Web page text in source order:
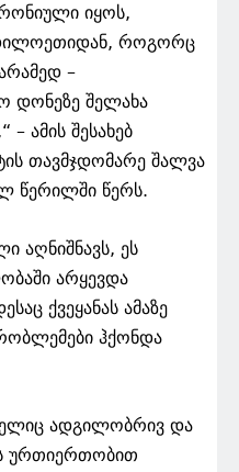
იყოს,
როგორც
–
დონეზე შელახა
ამის შესახებ
თავმჯდომარე შალვა
წერილში წერს.
აღნიშნავს, ეს
არყევდა
ქვეყანას ამაზე
ჰქონდა
ადგილობრივ და
ურთიერთობით